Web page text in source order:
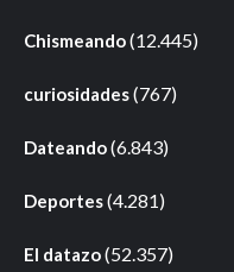
Chismeando(12.445)
curiosidades(767)
Dateando(6.843)
Deportes(4.281)
El datazo(52.357)